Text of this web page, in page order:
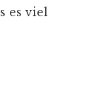
es viel